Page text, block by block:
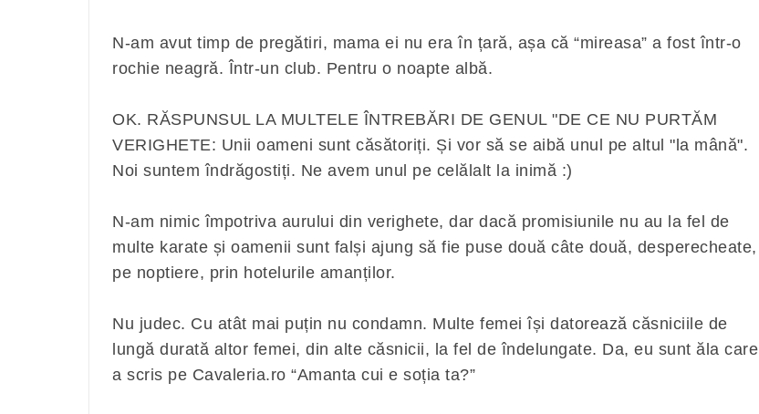
N-am avut timp de pregătiri, mama ei nu era în țară, așa că “mireasa” a fost într-o
rochie neagră. Într-un club. Pentru o noapte albă.
OK. RĂSPUNSUL LA MULTELE ÎNTREBĂRI DE GENUL "DE CE NU PURTĂM
VERIGHETE: Unii oameni sunt căsătoriți. Și vor să se aibă unul pe altul "la mână".
Noi suntem îndrăgostiți. Ne avem unul pe celălalt la inimă :)
N-am nimic împotriva aurului din verighete, dar dacă promisiunile nu au la fel de
multe karate și oamenii sunt falși ajung să fie puse două câte două, desperecheate,
pe noptiere, prin hotelurile amanților.
Nu judec. Cu atât mai puțin nu condamn. Multe femei își datorează căsniciile de
lungă durată altor femei, din alte căsnicii, la fel de îndelungate. Da, eu sunt ăla care
a scris pe Cavaleria.ro “Amanta cui e soția ta?”